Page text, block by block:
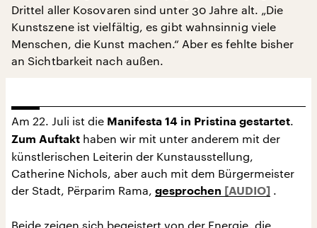
Drittel aller Kosovaren sind unter 30 Jahre alt. „Die
Kunstszene ist vielfältig, es gibt wahnsinnig viele
Menschen, die Kunst machen.“ Aber es fehlte bisher
an Sichtbarkeit nach außen.
Am 22. Juli ist die Manifesta 14 in Pristina gestartet.
Zum Auftakt haben wir mit unter anderem mit der
künstlerischen Leiterin der Kunstausstellung,
Catherine Nichols, aber auch mit dem Bürgermeister
der Stadt, Përparim Rama, gesprochen .
Beide zeigen sich begeistert von der Energie, die